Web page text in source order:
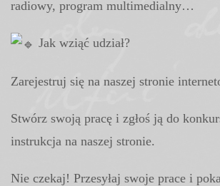
radiowy, program multimedialny…
Jak wziąć udział?
Zarejestruj się na naszej stronie
Stwórz swoją pracę i zgłoś ją do
instrukcja na naszej stronie.
Nie czekaj! Przesyłaj swoje prace i